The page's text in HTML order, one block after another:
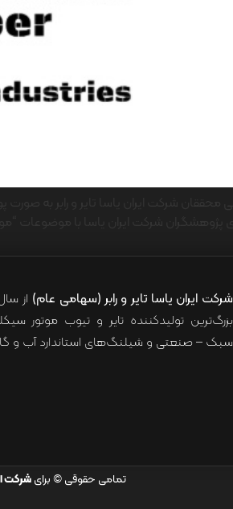
شرکت ایران یاسا تایر و رابر (سهامی عام) از
بزرگ‌ترین تولیدکننده تایر و تیوب موتور
سبک – صنعتی و شیلنگ‌های استاندارد آب و
تمامی حقوقی © برایشرکت